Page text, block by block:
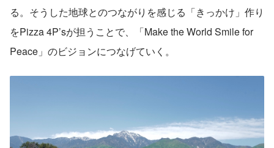
る。そうした地球とのつながりを感じる「きっかけ」作り
をPizza 4P’sが担うことで、「Make the World Smile for
Peace」のビジョンにつなげていく。